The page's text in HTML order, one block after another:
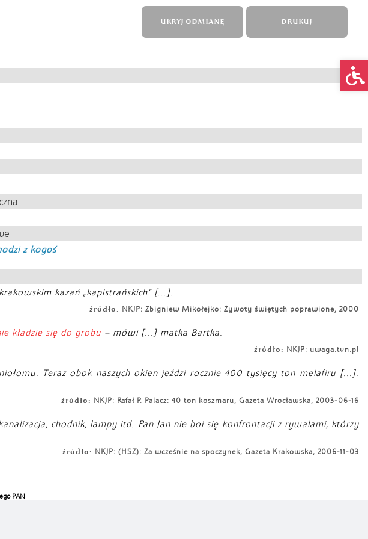
UKRYJ ODMIANĘ DRUKUJ
z kogoś
kazań „kapistrańskich” [...].
źródło: NKJP: Zbigniew Mikołejko: Żywoty świętych poprawione, 2000
kładzie się do grobu – mówi [...] matka Bartka.
źródło: NKJP: uwaga.tvn.pl
Teraz obok naszych okien jeździ rocznie 400 tysięcy ton melafiru [...].
źródło: NKJP: Rafał P. Palacz: 40 ton koszmaru, Gazeta Wrocławska, 2003-06-16
chodnik, lampy itd. Pan Jan nie boi się konfrontacji z rywalami, którzy
źródło: NKJP: (HSZ): Za wcześnie na spoczynek, Gazeta Krakowska, 2006-11-03
PAN